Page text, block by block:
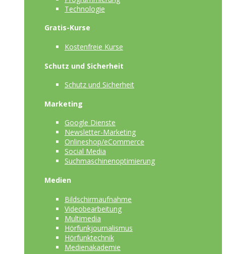
Technologie
Gratis-Kurse
Kostenfreie Kurse
Schutz und Sicherheit
Schutz und Sicherheit
Marketing
Google Dienste
Newsletter-Marketing
Onlineshop/eCommerce
Social Media
Suchmaschinenoptimierung
Medien
Bildschirmaufnahme
Videobearbeitung
Multimedia
Hörfunkjournalismus
Hörfunktechnik
Medienakademie